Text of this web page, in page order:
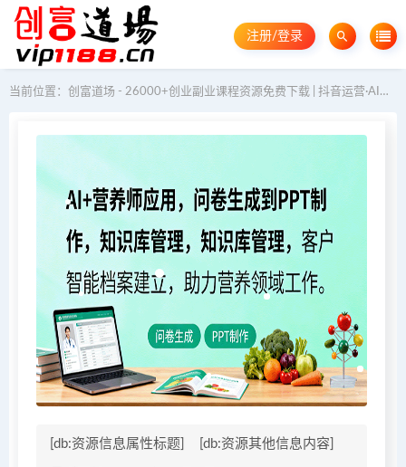
注册/登录
当前位置： 创富道场 - 26000+创业副业课程资源免费下载 | 抖音运营·AI教程·GEO优化
[db:资源信息属性标题] [db:资源其他信息内容]